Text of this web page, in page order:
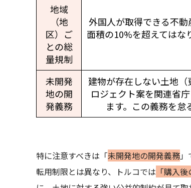
地域
（地
区）ご
との総
量規制
外国人が取得できる不
面積の10%を超えてはな
未開発
地の開
発義務
建物が存在しない土地
ロジェクト案を関連省
ます。この義務を怠
特に注意すべきは「未開発地の開発義務
転用制限とは異なり、トルコでは 「購入